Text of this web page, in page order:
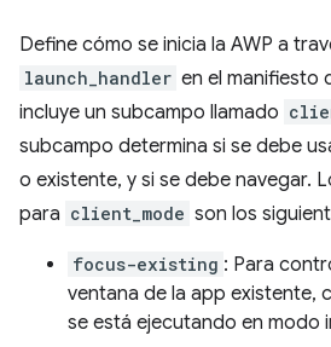
Define cómo se inicia la AWP a
launch_handler en el manifiesto
incluye un subcampo llamado
subcampo determina si se debe
o existente, y si se debe navegar.
para client_mode son los
focus-existing : Para
ventana de la app existente,
se está ejecutando en modo